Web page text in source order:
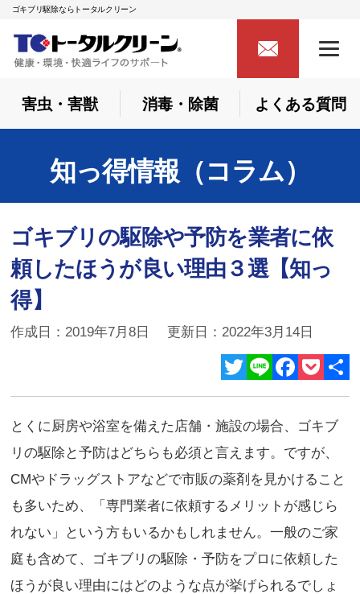
ゴキブリ駆除ならトータルクリーン
害虫・害獣 消毒・除菌 よくある質問
知っ得情報（コラム）
ゴキブリの駆除や予防を業者に依
頼したほうが良い理由３選【知っ
得】
作成日：2019年7月8日 更新日：2022年3月14日
有
とくに厨房や浴室を備えた店舗・施設の場合、ゴキブ
リの駆除と予防はどちらも必須と言えます。ですが、
CMやドラッグストアなどで市販の薬剤を見かけること
も多いため、「専門業者に依頼するメリットが感じら
れない」という方もいるかもしれません。一般のご家
庭も含めて、ゴキブリの駆除・予防をプロに依頼した
ほうが良い理由にはどのような点が挙げられるでしょ